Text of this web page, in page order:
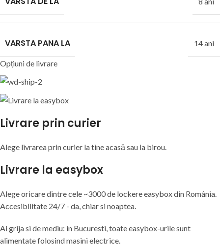
VARSTA PANA LA 14 ani
Opțiuni de livrare
Livrare prin curier
Alege livrarea prin curier latineacasă sau la birou.
Livrare la easybox
Alege oricare dintre cele ~3000 de lockere easybox din România
Accesibilitate 24/7 - da, chiar si noaptea.
Ai grija si de mediu: in Bucuresti, toate easybox-urile sunt
alimentate folosind masini electrice.